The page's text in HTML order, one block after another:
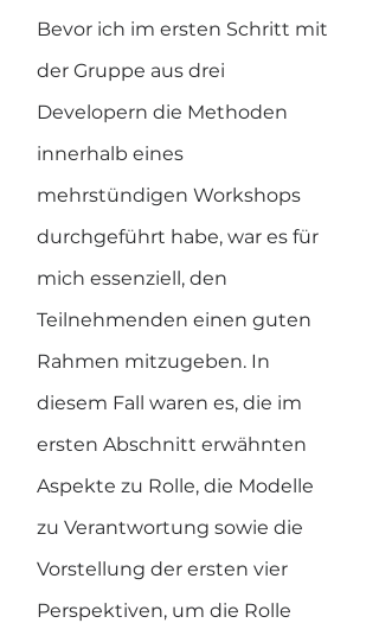
Bevor ich im ersten Schritt mit
der Gruppe aus drei
Developern die Methoden
innerhalb eines
mehrstündigen Workshops
durchgeführt habe, war es für
mich essenziell, den
Teilnehmenden einen guten
Rahmen mitzugeben. In
diesem Fall waren es, die im
ersten Abschnitt erwähnten
Aspekte zu Rolle, die Modelle
zu Verantwortung sowie die
Vorstellung der ersten vier
Perspektiven, um die Rolle